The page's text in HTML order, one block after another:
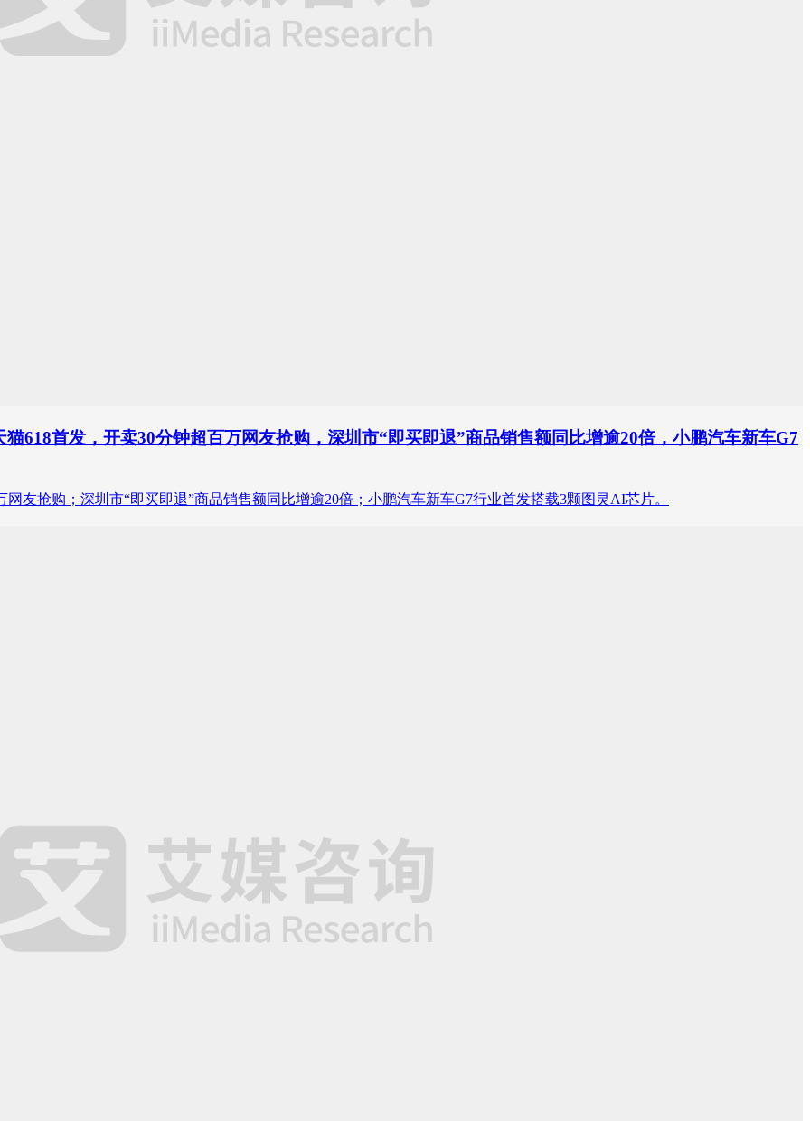
618首发，开卖30分钟超百万网友抢购，深圳市“即买即退”商品销售额同比增逾20倍，小鹏汽车新车G7
友抢购；深圳市“即买即退”商品销售额同比增逾20倍；小鹏汽车新车G7行业首发搭载3颗图灵AI芯片。